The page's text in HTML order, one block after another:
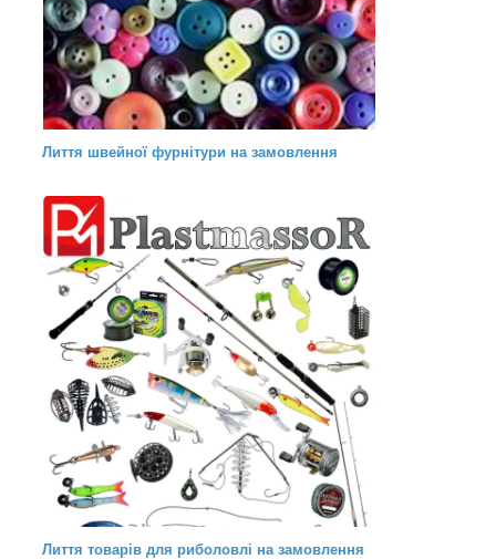
Лиття швейної фурнітури на замовлення
Лиття товарів для риболовлі на замовлення